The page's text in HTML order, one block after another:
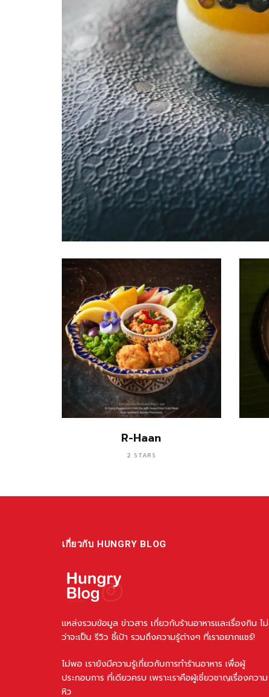
R-Haan
2 STARS
เกี่ยวกับ HUNGRY BLOG
แหล่งรวมข้อมูล ข่าวสาร เกี่ยวกับร้านอาหารและเรื่องกิน ไม่
ว่าจะเป็น รีวิว ชี้เป้า รวมถึงความรู้ต่างๆ ที่เราอยากแชร์!
ไม่พอ เรายังมีความรู้เกี่ยวกับการทำร้านอาหาร เพื่อผู้
ประกอบการ ที่เดียวครบ เพราะเราคือผู้เชี่ยวชาญเรื่องความ
หิว